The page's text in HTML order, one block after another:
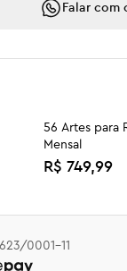
Falar com
56 Artes para
Mensal
R$ 749,99
0001-11